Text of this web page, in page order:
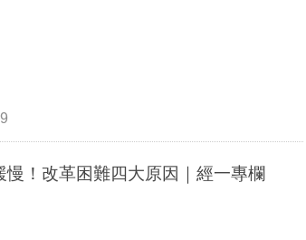
慢！改革困難四大原因｜經一專欄